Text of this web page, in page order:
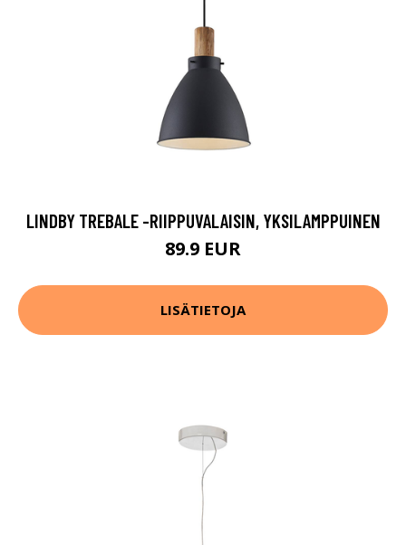
LINDBY TREBALE -RIIPPUVALAISIN, YKSILAMPPUINEN
89.9 EUR
LISÄTIETOJA